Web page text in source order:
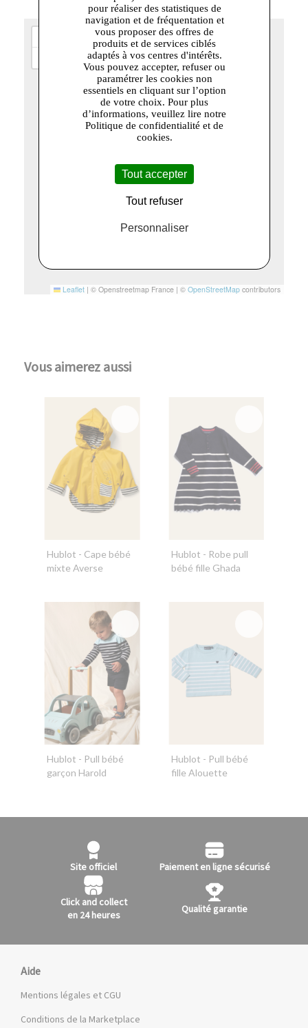
Leaflet | © Openstreetmap France | © OpenStreetMap contributors
Vous aimerez aussi
Hublot - Cape bébé
mixte Averse
Hublot - Robe pull
bébé fille Ghada
Hublot - Pull bébé
garçon Harold
Hublot - Pull bébé
fille Alouette
Site officiel Paiement en ligne sécurisé
Click and collect
en 24 heures
Qualité garantie
Aide
Mentions légales et CGU
Conditions de la Marketplace
pour réaliser des statistiques de
navigation et de fréquentation et
vous proposer des offres de
produits et de services ciblés
adaptés à vos centres d'intérêts.
Vous pouvez accepter, refuser ou
paramétrer les cookies non
essentiels en cliquant sur l’option
de votre choix. Pour plus
d’informations, veuillez lire notre
Politique de confidentialité et de
cookies.
Tout accepter
Tout refuser
Personnaliser